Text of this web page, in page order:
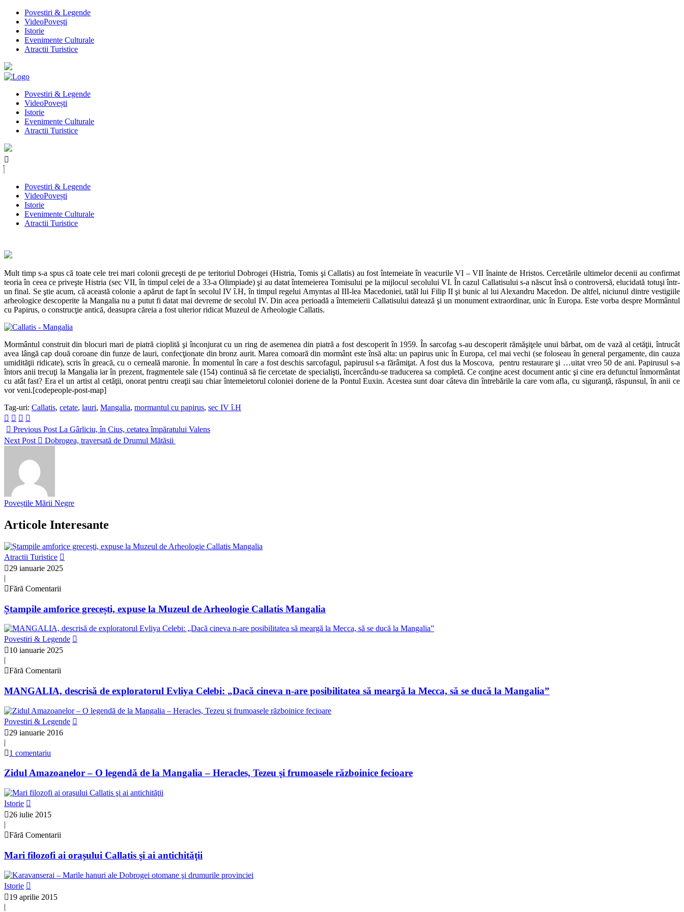
Povestiri & Legende
VideoPovești
Istorie
Evenimente Culturale
Atractii Turistice
Povestiri & Legende
VideoPovești
Istorie
Evenimente Culturale
Atractii Turistice
Povestiri & Legende
VideoPovești
Istorie
Evenimente Culturale
Atractii Turistice
Mult timp s-a spus că toate cele trei mari colonii greceşti de pe teritoriul Dobrogei (Histria, Tomis şi Callatis) au fost întemeiate în veacurile VI – VII înainte de Hristos. Cercetările ultimelor decenii au confirmat
teoria în ceea ce priveşte Histria (sec VII, în timpul celei de a 33-a Olimpiade) şi au datat întemeierea Tomisului pe la mijlocul secolului VI. În cazul Callatisului s-a născut însă o controversă, elucidată totuşi într-
un final. Se ştie acum, că această colonie a apărut de fapt în secolul IV î.H, în timpul regelui Amyntas al III-lea Macedoniei, tatăl lui Filip II şi bunic al lui Alexandru Macedon. De altfel, niciunul dintre vestigiile
arheologice descoperite la Mangalia nu a putut fi datat mai devreme de secolul IV. Din acea perioadă a întemeierii Callatisului datează şi un monument extraordinar, unic în Europa. Este vorba despre Mormântul
cu Papirus, o construcţie antică, deasupra căreia a fost ulterior ridicat Muzeul de Arheologie Callatis.
Mormântul construit din blocuri mari de piatră cioplită şi înconjurat cu un ring de asemenea din piatră a fost descoperit în 1959. În sarcofag s-au descoperit rămăşiţele unui bărbat, om de vază al cetăţii, întrucât
avea lângă cap două coroane din funze de lauri, confecţionate din bronz aurit. Marea comoară din mormânt este însă alta: un papirus unic în Europa, cel mai vechi (se foloseau în general pergamente, din cauza
umidităţii ridicate), scris în greacă, cu o cerneală maronie. În momentul în care a fost deschis sarcofagul, papirusul s-a fărâmiţat. A fost dus la Moscova, pentru restaurare şi …uitat vreo 50 de ani. Papirusul s-a
întors anii trecuţi la Mangalia iar în prezent, fragmentele sale (154) continuă să fie cercetate de specialişti, încercându-se traducerea sa completă. Ce conţine acest document antic şi cine era defunctul înmormântat
cu atât fast? Era el un artist al cetăţii, onorat pentru creaţii sau chiar întemeietorul coloniei doriene de la Pontul Euxin. Acestea sunt doar câteva din întrebările la care vom afla, cu siguranţă, răspunsul, în anii ce
vor veni.[codepeople-post-map]
Tag-uri: Callatis, cetate, lauri, Mangalia, mormantul cu papirus, sec IV î.H
Previous Post La Gârliciu, în Cius, cetatea împăratului Valens
Next Post
Dobrogea, traversată de Drumul Mătăsii
Poveștile Mării Negre
Articole Interesante
Atractii Turistice
29 ianuarie 2025
|
Fără Comentarii
Ștampile amforice grecești, expuse la Muzeul de Arheologie Callatis Mangalia
Povestiri & Legende
10 ianuarie 2025
|
Fără Comentarii
MANGALIA, descrisă de exploratorul Evliya Celebi: „Dacă cineva n-are posibilitatea să meargă la Mecca, să se ducă la Mangalia”
Povestiri & Legende
29 ianuarie 2016
|
1 comentariu
Zidul Amazoanelor – O legendă de la Mangalia – Heracles, Tezeu şi frumoasele războinice fecioare
Istorie
26 iulie 2015
|
Fără Comentarii
Mari filozofi ai oraşului Callatis şi ai antichităţii
Istorie
19 aprilie 2015
|